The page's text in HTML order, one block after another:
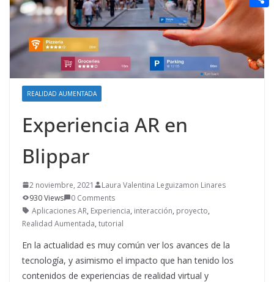
REALIDAD AUMENTADA
Experiencia AR en
Blippar
2 noviembre, 2021
Laura Valentina Leguizamon Linares
930 Views
0 Comments
Aplicaciones AR, Experiencia, interacción, proyecto,
Realidad Aumentada, tutorial
En la actualidad es muy común ver los avances de la
tecnología, y asimismo el impacto que han tenido los
contenidos de experiencias de realidad virtual y
n
e
r
r
r
e
s
a
i
l
d
d
i
o
m
p